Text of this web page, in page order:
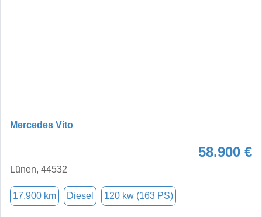
Mercedes Vito
58.900 €
Lünen, 44532
17.900 km Diesel 120 kw (163 PS)